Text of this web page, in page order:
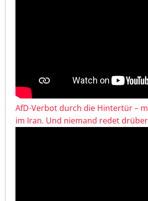
AfD-Verbot durch die Hintertür –
im Iran. Und niemand redet drüber